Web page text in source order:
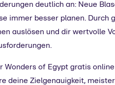
deutlich an: Neue
immer besser planen. Durch
auslösen und dir wertvolle
Wonders of Egypt gratis
deine Zielgenauigkeit,